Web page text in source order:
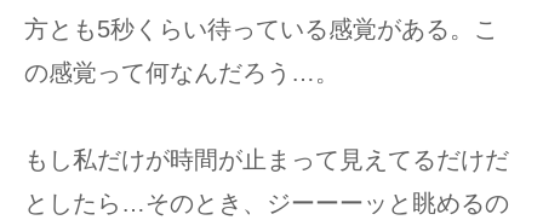
方とも5秒くらい待っている感覚がある。こ
の感覚って何なんだろう…。
もし私だけが時間が止まって見えてるだけだ
としたら…そのとき、ジーーーッと眺めるの